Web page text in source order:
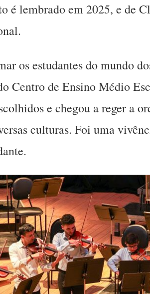
é lembrado em 2025, e de
os estudantes do mundo
Centro de Ensino Médio
e chegou a reger a
culturas. Foi uma